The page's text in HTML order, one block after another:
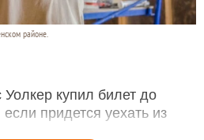
районе.
купил билет до
придется уехать из